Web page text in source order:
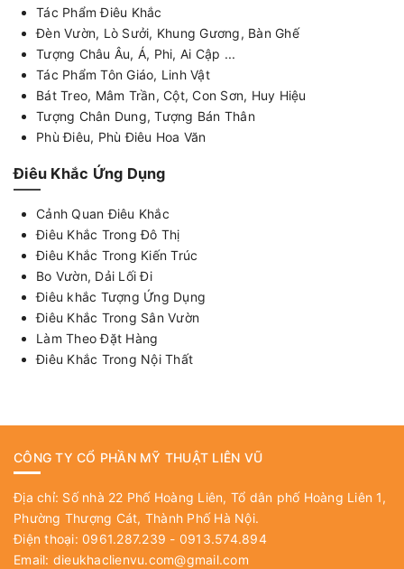
Tác Phẩm Điêu Khắc
Đèn Vườn, Lò Sưởi, Khung Gương, Bàn Ghế
Tượng Châu Âu, Á, Phi, Ai Cập ...
Tác Phẩm Tôn Giáo, Linh Vật
Bát Treo, Mâm Trần, Cột, Con Sơn, Huy Hiệu
Tượng Chân Dung, Tượng Bán Thân
Phù Điêu, Phù Điêu Hoa Văn
Điêu Khắc Ứng Dụng
Cảnh Quan Điêu Khắc
Điêu Khắc Trong Đô Thị
Điêu Khắc Trong Kiến Trúc
Bo Vườn, Dải Lối Đi
Điêu khắc Tượng Ứng Dụng
Điêu Khắc Trong Sân Vườn
Làm Theo Đặt Hàng
Điêu Khắc Trong Nội Thất
CÔNG TY CỔ PHẦN MỸ THUẬT LIÊN VŨ
Địa chỉ: Số nhà 22 Phố Hoàng Liên, Tổ dân phố Hoàng Liên 1,
Phường Thượng Cát, Thành Phố Hà Nội.
Điện thoại: 0961.287.239 - 0913.574.894
Email: dieukhaclienvu.com@gmail.com